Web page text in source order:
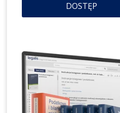
DOSTĘP